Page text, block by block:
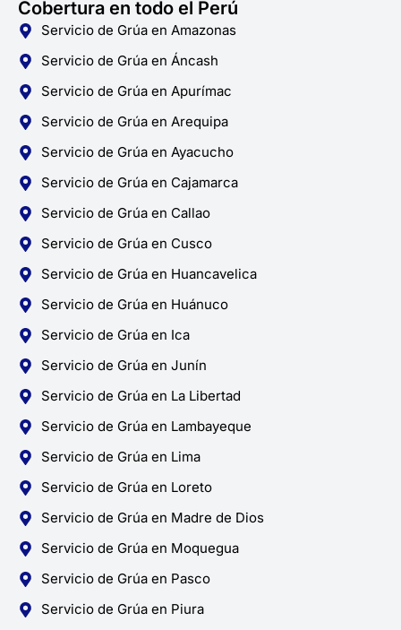
Cobertura en todo el Perú
Servicio de Grúa en Amazonas
Servicio de Grúa en Áncash
Servicio de Grúa en Apurímac
Servicio de Grúa en Arequipa
Servicio de Grúa en Ayacucho
Servicio de Grúa en Cajamarca
Servicio de Grúa en Callao
Servicio de Grúa en Cusco
Servicio de Grúa en Huancavelica
Servicio de Grúa en Huánuco
Servicio de Grúa en Ica
Servicio de Grúa en Junín
Servicio de Grúa en La Libertad
Servicio de Grúa en Lambayeque
Servicio de Grúa en Lima
Servicio de Grúa en Loreto
Servicio de Grúa en Madre de Dios
Servicio de Grúa en Moquegua
Servicio de Grúa en Pasco
Servicio de Grúa en Piura